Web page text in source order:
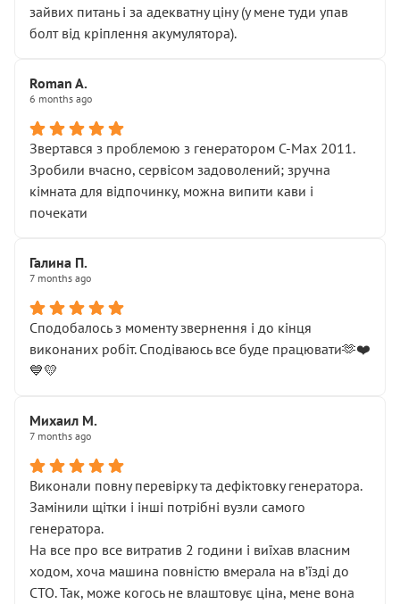
зайвих питань і за адекватну ціну (у мене туди упав
болт від кріплення акумулятора).
Roman A.
6 months ago
Звертався з проблемою з генератором C-Max 2011.
Зробили вчасно, сервісом задоволений; зручна
кімната для відпочинку, можна випити кави і
почекати
Галина П.
7 months ago
Сподобалось з моменту звернення і до кінця
виконаних робіт. Сподіваюсь все буде працювати🫶❤️
💙💛
Михаил М.
7 months ago
Виконали повну перевірку та дефіктовку генератора.
Замінили щітки і інші потрібні вузли самого
генератора.
На все про все витратив 2 години і виїхав власним
ходом, хоча машина повністю вмерала на вʼїзді до
СТО. Так, може когось не влаштовує ціна, мене вона